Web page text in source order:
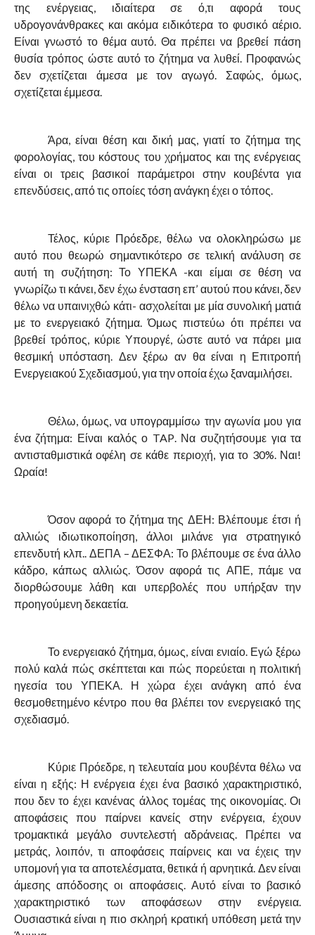
της ενέργειας, ιδιαίτερα σε ό,τι αφορά τους
υδρογονάνθρακες και ακόμα ειδικότερα το φυσικό αέριο.
Είναι γνωστό το θέμα αυτό. Θα πρέπει να βρεθεί πάση
θυσία τρόπος ώστε αυτό το ζήτημα να λυθεί. Προφανώς
δεν σχετίζεται άμεσα με τον αγωγό. Σαφώς, όμως,
σχετίζεται έμμεσα.
Άρα, είναι θέση και δική μας, γιατί το ζήτημα της
φορολογίας, του κόστους του χρήματος και της ενέργειας
είναι οι τρεις βασικοί παράμετροι στην κουβέντα για
επενδύσεις, από τις οποίες τόση ανάγκη έχει ο τόπος.
Τέλος, κύριε Πρόεδρε, θέλω να ολοκληρώσω με
αυτό που θεωρώ σημαντικότερο σε τελική ανάλυση σε
αυτή τη συζήτηση: Το ΥΠΕΚΑ -και είμαι σε θέση να
γνωρίζω τι κάνει, δεν έχω ένσταση επ’ αυτού που κάνει, δεν
θέλω να υπαινιχθώ κάτι- ασχολείται με μία συνολική ματιά
με το ενεργειακό ζήτημα. Όμως πιστεύω ότι πρέπει να
βρεθεί τρόπος, κύριε Υπουργέ, ώστε αυτό να πάρει μια
θεσμική υπόσταση. Δεν ξέρω αν θα είναι η Επιτροπή
Ενεργειακού Σχεδιασμού, για την οποία έχω ξαναμιλήσει.
Θέλω, όμως, να υπογραμμίσω την αγωνία μου για
ένα ζήτημα: Είναι καλός ο TAP. Να συζητήσουμε για τα
αντισταθμιστικά οφέλη σε κάθε περιοχή, για το 30%. Ναι!
Ωραία!
Όσον αφορά το ζήτημα της ΔΕΗ: Βλέπουμε έτσι ή
αλλιώς ιδιωτικοποίηση, άλλοι μιλάνε για στρατηγικό
επενδυτή κλπ.. ΔΕΠΑ – ΔΕΣΦΑ: Το βλέπουμε σε ένα άλλο
κάδρο, κάπως αλλιώς. Όσον αφορά τις ΑΠΕ, πάμε να
διορθώσουμε λάθη και υπερβολές που υπήρξαν την
προηγούμενη δεκαετία.
Το ενεργειακό ζήτημα, όμως, είναι ενιαίο. Εγώ ξέρω
πολύ καλά πώς σκέπτεται και πώς πορεύεται η πολιτική
ηγεσία του ΥΠΕΚΑ. Η χώρα έχει ανάγκη από ένα
θεσμοθετημένο κέντρο που θα βλέπει τον ενεργειακό της
σχεδιασμό.
Κύριε Πρόεδρε, η τελευταία μου κουβέντα θέλω να
είναι η εξής: Η ενέργεια έχει ένα βασικό χαρακτηριστικό,
που δεν το έχει κανένας άλλος τομέας της οικονομίας. Οι
αποφάσεις που παίρνει κανείς στην ενέργεια, έχουν
τρομακτικά μεγάλο συντελεστή αδράνειας. Πρέπει να
μετράς, λοιπόν, τι αποφάσεις παίρνεις και να έχεις την
υπομονή για τα αποτελέσματα, θετικά ή αρνητικά. Δεν είναι
άμεσης απόδοσης οι αποφάσεις. Αυτό είναι το βασικό
χαρακτηριστικό των αποφάσεων στην ενέργεια.
Ουσιαστικά είναι η πιο σκληρή κρατική υπόθεση μετά την